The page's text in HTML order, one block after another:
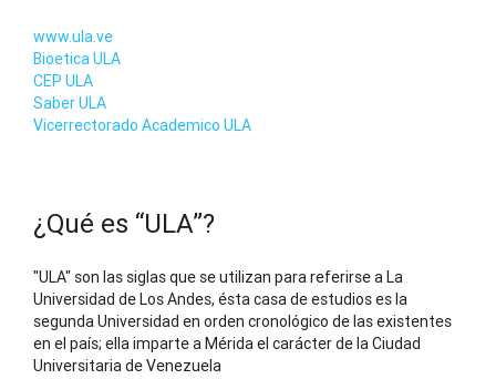
www.ula.ve
Bioetica ULA
CEP ULA
Saber ULA
Vicerrectorado Academico ULA
¿Qué es “ULA”?
"ULA" son las siglas que se utilizan para referirse a La
Universidad de Los Andes, ésta casa de estudios es la
segunda Universidad en orden cronológico de las existentes
en el país; ella imparte a Mérida el carácter de la Ciudad
Universitaria de Venezuela